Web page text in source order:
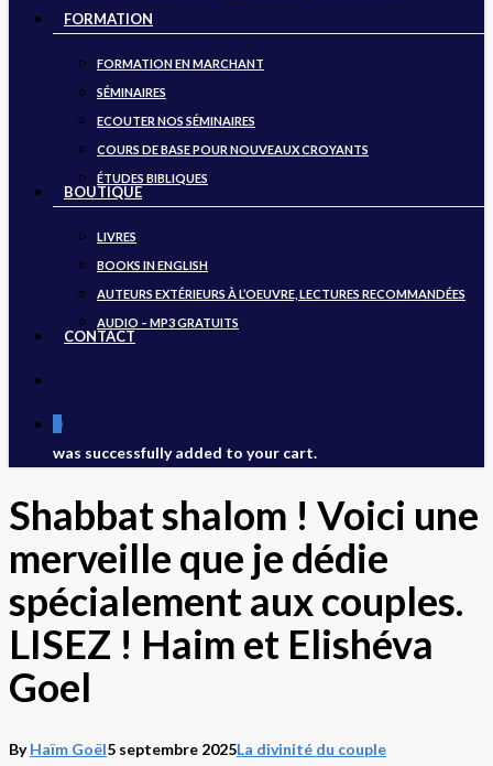
FORMATION
FORMATION EN MARCHANT
SÉMINAIRES
ECOUTER NOS SÉMINAIRES
COURS DE BASE POUR NOUVEAUX CROYANTS
ÉTUDES BIBLIQUES
BOUTIQUE
LIVRES
BOOKS IN ENGLISH
AUTEURS EXTÉRIEURS À L’OEUVRE, LECTURES RECOMMANDÉES
AUDIO – MP3 GRATUITS
CONTACT
was successfully added to your cart.
Shabbat shalom ! Voici une
merveille que je dédie
spécialement aux couples.
LISEZ ! Haim et Elishéva
Goel
By Haïm Goël5 septembre 2025La divinité du couple